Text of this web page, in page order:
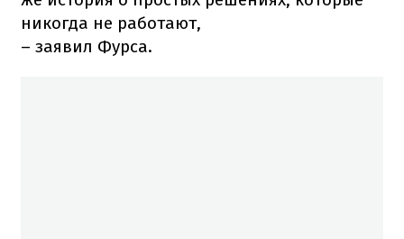
никогда не работают,
– заявил Фурса.